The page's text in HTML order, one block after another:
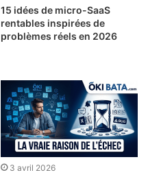
15 idées de micro-SaaS
rentables inspirées de
problèmes réels en 2026
3 avril 2026